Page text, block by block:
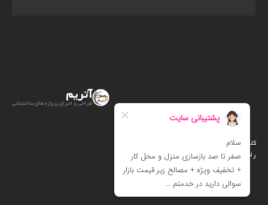
آتریم
طراحی و اجرای پروژه های ساختمانی
کلیه حقوق متعلق است به آتریم
راه اندازی :آرت دیزاین